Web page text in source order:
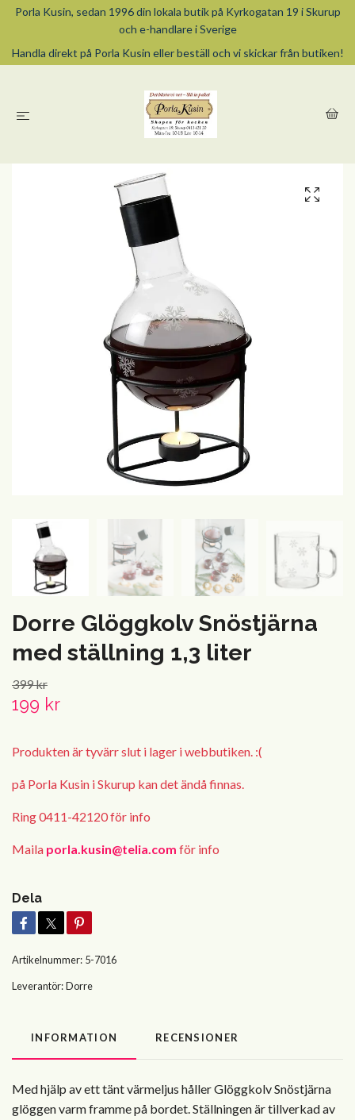
Porla Kusin, sedan 1996 din lokala butik på Kyrkogatan 19 i Skurup
och e-handlare i Sverige
Handla direkt på Porla Kusin eller beställ och vi skickar från butiken!
Dorre Glöggkolv Snöstjärna
med ställning 1,3 liter
399 kr
199 kr
Produkten är tyvärr slut i lager i webbutiken. :(
på Porla Kusin i Skurup kan det ändå finnas.
Ring 0411-42120 för info
Maila porla.kusin@telia.com för info
Dela
Artikelnummer: 5-7016
Leverantör:Dorre
INFORMATION RECENSIONER
Med hjälp av ett tänt värmeljus håller Glöggkolv Snöstjärna
glöggen varm framme på bordet. Ställningen är tillverkad av